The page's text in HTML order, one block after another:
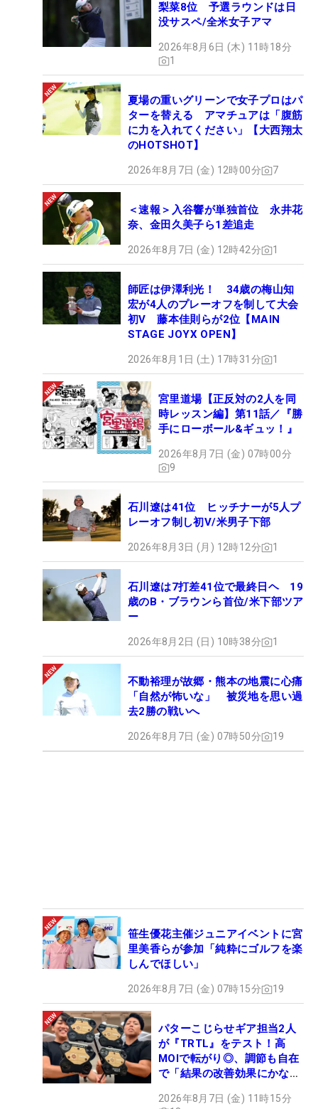
梨菜8位 予選ラウンドは日
没サスペ/全米女子アマ
2026年8月6日 (木) 11時18分
1
夏場の重いグリーンで女子プロはパ
ターを替える アマチュアは「腹筋
に力を入れてください」【大西翔太
のHOTSHOT】
2026年8月7日 (金) 12時00分 7
＜速報＞入谷響が単独首位 永井花
奈、金田久美子ら1差追走
2026年8月7日 (金) 12時42分 1
師匠は伊澤利光！ 34歳の梅山知
宏が4人のプレーオフを制して大会
初V 藤本佳則らが2位【MAIN
STAGE JOYX OPEN】
2026年8月1日 (土) 17時31分 1
宮里道場【正反対の2人を同
時レッスン編】第11話／『勝
手にローボール&ギュッ！』
2026年8月7日 (金) 07時00分
9
石川遼は41位 ヒッチナーが5人プ
レーオフ制し初V/米男子下部
2026年8月3日 (月) 12時12分 1
石川遼は7打差41位で最終日ヘ 19
歳のB・ブラウンら首位/米下部ツア
ー
2026年8月2日 (日) 10時38分 1
不動裕理が故郷・熊本の地震に心痛
「自然が怖いな」 被災地を思い過
去2勝の戦いへ
2026年8月7日 (金) 07時50分 19
笹生優花主催ジュニアイベントに宮
里美香らが参加「純粋にゴルフを楽
しんでほしい」
2026年8月7日 (金) 07時15分 19
パターこじらせギア担当2人
が『TRTL』をテスト！高
MOIで転がり◎、調節も自在
で「結果の改善効果にかなり
2026年8月7日 (金) 11時15分